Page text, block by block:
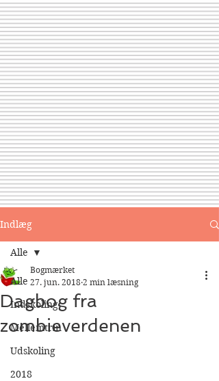
Indlæg
Alle
Indskoling
Mellemtrin
Udskoling
2018
Alle
Dagbog fra
zombieverdenen
Bogmærket
27. jun. 2018 2 min læsning